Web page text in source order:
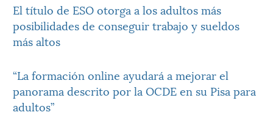
El título de ESO otorga a los adultos más
posibilidades de conseguir trabajo y sueldos
más altos
“La formación online ayudará a mejorar el
panorama descrito por la OCDE en su Pisa para
adultos”